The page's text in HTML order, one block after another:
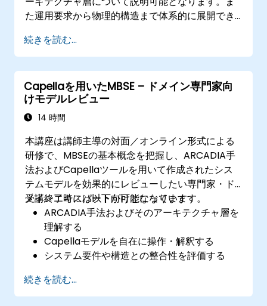
た運用要求から物理的構造まで体系的に展開でき
成・解析・管理を行え、実際のケーススタディを
通じてシステムモデリングのベストプラクティス
も実践できます。
続きを読む...
Capellaを用いたMBSE – ドメイン専門家向
けモデルレビュー
14 時間
本講座は講師主導の対面／オンライン形式による
研修で、MBSEの基本概念を把握し、ARCADIA手
法およびCapellaツールを用いて作成されたシス
テムモデルを効果的にレビューしたい専門家・ド
メインエキスパート向けとなっています。
受講終了時には以下が可能になります：
ARCADIA手法およびそのアーキテクチャ層を
理解する
Capellaモデルを自在に操作・解釈する
システム要件や構造との整合性を評価する
Capella上で明確かつ適切なレビューコメン
トを付記する
続きを読む...